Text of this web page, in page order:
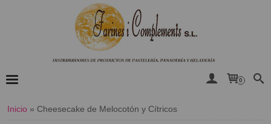
0
Inicio » Cheesecake de Melocotón y Cítricos